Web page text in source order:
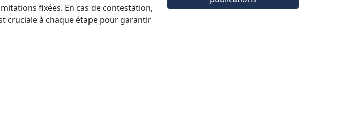
fixées. En cas de contestation,
cruciale à chaque étape pour garantir